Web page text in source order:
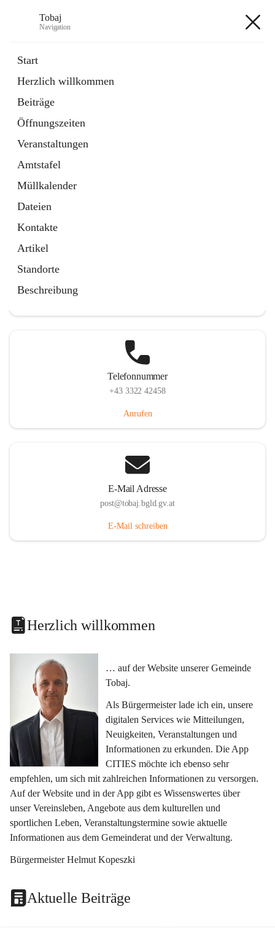
Tobaj
Navigation
Start
Herzlich willkommen
Beiträge
Öffnungszeiten
Veranstaltungen
Amtstafel
Müllkalender
Dateien
Kontakte
Artikel
Standorte
Beschreibung
Externe Webseite
in
Tab
Formulare
2 Schnellzugriffe
Telefonnummer
+43 3322 42458
Anrufen
E-Mail Adresse
post@tobaj.bgld.gv.at
E-Mail schreiben
Herzlich willkommen
… auf der Website unserer Gemeinde
Tobaj.
Als Bürgermeister lade ich ein, unsere
digitalen Services wie Mitteilungen,
Neuigkeiten, Veranstaltungen und
Informationen zu erkunden. Die App
CITIES möchte ich ebenso sehr
empfehlen, um sich mit zahlreichen Informationen zu versorgen.
Auf der Website und in der App gibt es Wissenswertes über
unser Vereinsleben, Angebote aus dem kulturellen und
sportlichen Leben, Veranstaltungstermine sowie aktuelle
Informationen aus dem Gemeinderat und der Verwaltung.
Bürgermeister Helmut Kopeszki
Aktuelle Beiträge